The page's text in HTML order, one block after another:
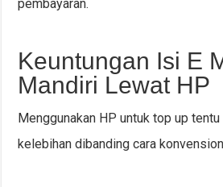
pembayaran.
Keuntungan Isi E
Mandiri Lewat HP
Menggunakan HP untuk top up tentu
kelebihan dibanding cara